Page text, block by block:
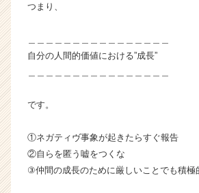
つまり、
自分の人間的価値における”成長”
です。
①ネガティヴ事象が起きたらすぐ報告
②自らを匿う嘘をつくな
③仲間の成長のために厳しいことでも積極